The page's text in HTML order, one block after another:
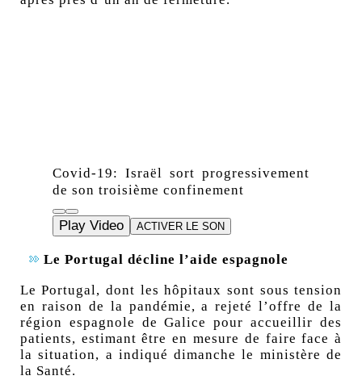
Covid-19: Israël sort progressivement
de son troisième confinement
Play Video ACTIVER LE SON
Le Portugal décline l’aide espagnole
Le Portugal,dont les hôpitaux sont sous tension
en raison de la pandémie, a rejeté l’offre de la
région espagnole de Galice pour accueillir des
patients, estimant être en mesure de faire face à
la situation, a indiqué dimanche le ministère de
la Santé.